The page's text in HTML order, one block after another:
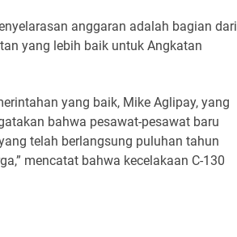
anggaran adalah bagian dari
yang lebih baik untuk Angkatan
yang baik, Mike Aglipay, yang
bahwa pesawat-pesawat baru
telah berlangsung puluhan tahun
mencatat bahwa kecelakaan C-130